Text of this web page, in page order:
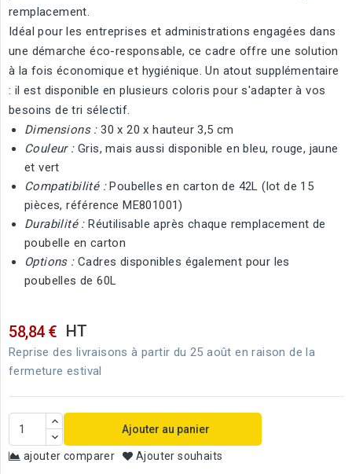
remplacement.
Idéal pour les entreprises et administrations engagées dans
une démarche éco-responsable, ce cadre offre une solution
à la fois économique et hygiénique. Un atout supplémentaire
: il est disponible en plusieurs coloris pour s'adapter à vos
besoins de tri sélectif.
Dimensions :30 x 20 x hauteur 3,5 cm
Couleur :Gris, mais aussi disponible en bleu, rouge, jaune
et vert
Compatibilité :Poubelles en carton de 42L (lot de 15
pièces, référence ME801001)
Durabilité :Réutilisable après chaque remplacement de
poubelle en carton
Options :Cadres disponibles également pour les
poubelles de 60L
58,84 € HT
Reprise des livraisons à partir du 25 août en raison de la
fermeture estival
Ajouter au panier
ajouter comparer Ajouter souhaits